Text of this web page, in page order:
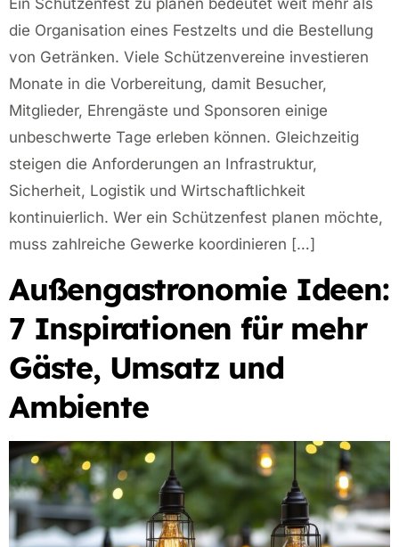
die Organisation eines Festzelts und die Bestellung
von Getränken. Viele Schützenvereine investieren
Monate in die Vorbereitung, damit Besucher,
Mitglieder, Ehrengäste und Sponsoren einige
unbeschwerte Tage erleben können. Gleichzeitig
steigen die Anforderungen an Infrastruktur,
Sicherheit, Logistik und Wirtschaftlichkeit
kontinuierlich. Wer ein Schützenfest planen möchte,
muss zahlreiche Gewerke koordinieren […]
Außengastronomie Ideen:
7 Inspirationen für mehr
Gäste, Umsatz und
Ambiente